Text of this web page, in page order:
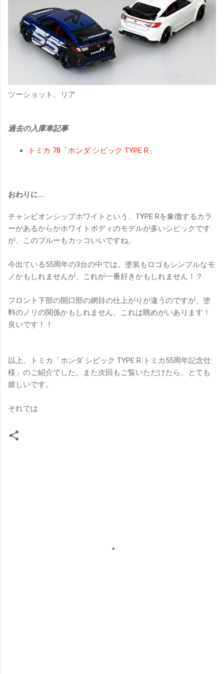
ツーショット、リア
過去の入庫車記事
トミカ 78「ホンダ シビック TYPE R」
おわりに…
チャンピオンシップホワイトという、TYPE Rを象徴するカラ
ーがあるからかホワイトボディのモデルが多いシビックです
が、このブルーもカッコいいですね。
今出ている55周年の3台の中では、塗装もロゴもシンプルなモ
ノかもしれませんが、これが一番好きかもしれません！？
フロント下部の開口部の網目の仕上がりが違うのですが、塗
料のノリの関係かもしれません。これは眺めがいあります！
良いです！！
以上、トミカ「ホンダ シビック TYPE R トミカ55周年記念仕
様」のご紹介でした。また次回もご覧いただけたら、とても
嬉しいです。
それでは